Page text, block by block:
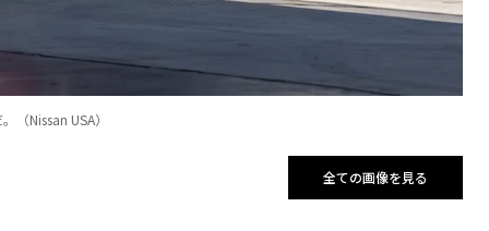
（Nissan USA）
全ての画像を見る